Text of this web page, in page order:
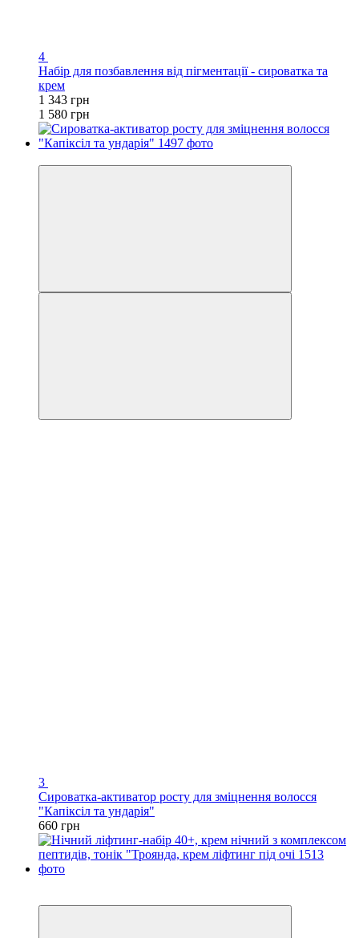
4
Набір для позбавлення від пігментації - сироватка та
крем
1 343 грн
1 580 грн
3
Сироватка-активатор росту для зміцнення волосся
"Капіксіл та ундарія"
660 грн